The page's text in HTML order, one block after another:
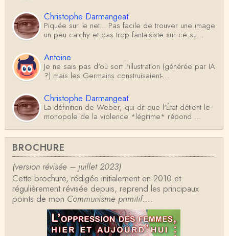
Christophe Darmangeat
Piquée sur le net... Pas facile de trouver une image
un peu catchy et pas trop fantaisiste sur ce su…
Antoine
Je ne sais pas d'où sort l'illustration (générée par IA
?) mais les Germains construisaient-…
Christophe Darmangeat
La définition de Weber, qui dit que l'État détient le
monopole de la violence *légitime* répond …
Anonymous
Formidable et complexe sujet ; l'ancien professeur
d'histoire que je suis, Alsacien de surcr…
Tangui Przybylowski
Concernant Fustel de Coulanges, j'ai le souvenir
d'avoir lu, il y a près de 10 ans, un autre…
Jean-Paul Demoule
L'Etat ayant donc le monopole de la violence légiti
BROCHURE
(version révisée – juillet 2023)
Cette brochure, rédigée initialement en 2010 et
régulièrement révisée depuis, reprend les principaux
points de mon Communisme primitif….